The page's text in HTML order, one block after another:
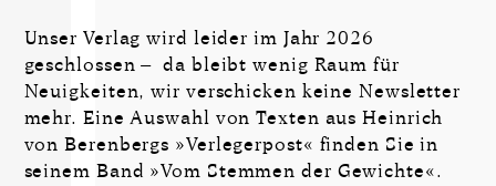
Unser Verlag wird leider im Jahr 2026
geschlossen – da bleibt wenig Raum für
Neuigkeiten, wir verschicken keine Newsletter
mehr. Eine Auswahl von Texten aus Heinrich
von Berenbergs »Verlegerpost« finden Sie in
seinem Band »Vom Stemmen der Gewichte«.